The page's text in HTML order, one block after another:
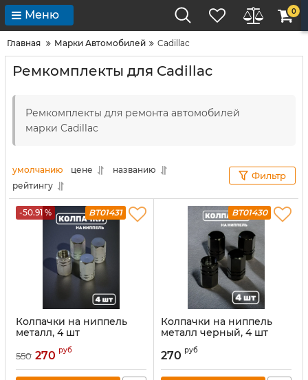
Меню 0
Главная Марки Автомобилей Cadillac
Ремкомплекты для Cadillac
Ремкомплекты для ремонта автомобилей
марки Cadillac
умолчанию цене
названию
рейтингу
Фильтр
-50.91 % BT01431
Колпачки на ниппель
металл, 4 шт
550 270 руб
BT01430
Колпачки на ниппель
металл черный, 4 шт
270 руб